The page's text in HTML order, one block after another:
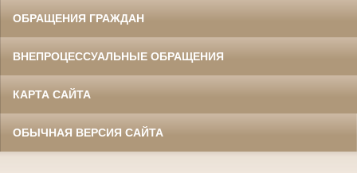
ОБРАЩЕНИЯ ГРАЖДАН
ВНЕПРОЦЕССУАЛЬНЫЕ ОБРАЩЕНИЯ
КАРТА САЙТА
ОБЫЧНАЯ ВЕРСИЯ САЙТА